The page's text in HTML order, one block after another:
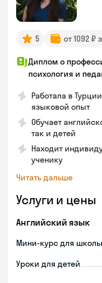
5 от 1092 ₽
Диплом о
психология и
Работала в
языковой опыт
Обучает
так и детей
Находит
ученику
Читать дальше
Услуги и цены
Английский язык
Мини-курс для
Уроки для детей